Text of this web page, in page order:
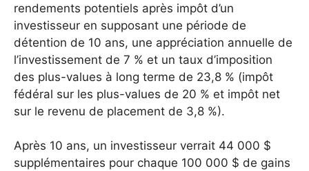
rendements potentiels après impôt d’un
investisseur en supposant une période de
détention de 10 ans, une appréciation annuelle de
l’investissement de 7 % et un taux d’imposition
des plus-values ​​à long terme de 23,8 % (impôt
fédéral sur les plus-values ​​de 20 % et impôt net
sur le revenu de placement de 3,8 %).
Après 10 ans, un investisseur verrait 44 000 $
supplémentaires pour chaque 100 000 $ de gains